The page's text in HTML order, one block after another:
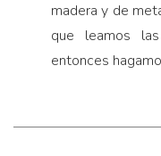
madera y de
que leamos
entonces